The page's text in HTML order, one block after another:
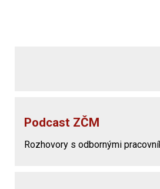
Podcast ZČM
Rozhovory s odbornými